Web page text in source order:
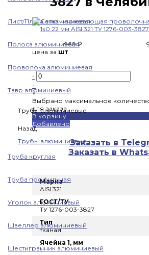
Лист/Плита алюминиевая
Полоса алюминиевая
Проволока алюминиевая
Тавр алюминиевый
Трубы алюминиевые
Назад
Трубы алюминиевые
Труба круглая
Труба профильная
Уголок алюминиевый
Швеллер алюминиевый
Шестигранник алюминиевый
960 ₽
цена за шт
-
+
×
Выбрано максимальное
для заказа
В корзину
Добавлено
Заказать в
Заказать в
Марка
AISI 321
ГОСТ/ТУ
ТУ 1276-003-3827
Тип
тканая
Ячейка 1, мм
1